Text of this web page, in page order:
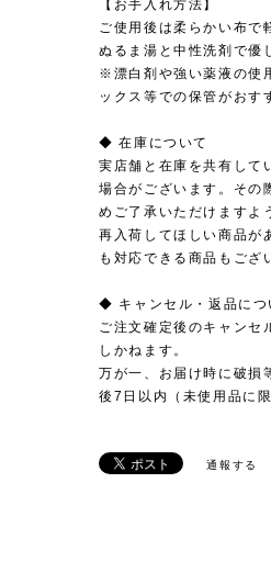
【お手入れ方法】
ご使用後は柔らかい布で
ぬるま湯と中性洗剤で優
※漂白剤や強い薬液の使
ックス等での保管がおす
◆ 在庫について
実店舗と在庫を共有して
場合がございます。その
めご了承いただけますよ
再入荷してほしい商品が
も対応できる商品もござ
◆ キャンセル・返品につ
ご注文確定後のキャンセ
しかねます。
万が一、お届け時に破損
後7日以内（未使用品に
通報する